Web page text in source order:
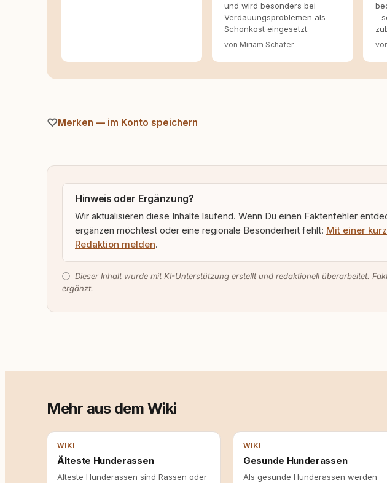
und wird besonders bei
Verdauungsproblemen als
Schonkost eingesetzt.
von Miriam Schäfer
-
Merken — im Konto speichern
Hinweis oder Ergänzung?
Wir aktualisieren diese Inhalte laufend. Wenn Du einen Faktenfehler
ergänzen möchtest oder eine regionale Besonderheit fehlt: Mit einer
Redaktion melden.
ⓘ Dieser Inhalt wurde mit KI-Unterstützung erstellt und redaktionell überarbeitet.
ergänzt.
Mehr aus dem Wiki
WIKI
Älteste Hunderassen
Älteste Hunderassen sind Rassen oder
WIKI
Gesunde Hunderassen
Als gesunde Hunderassen werden